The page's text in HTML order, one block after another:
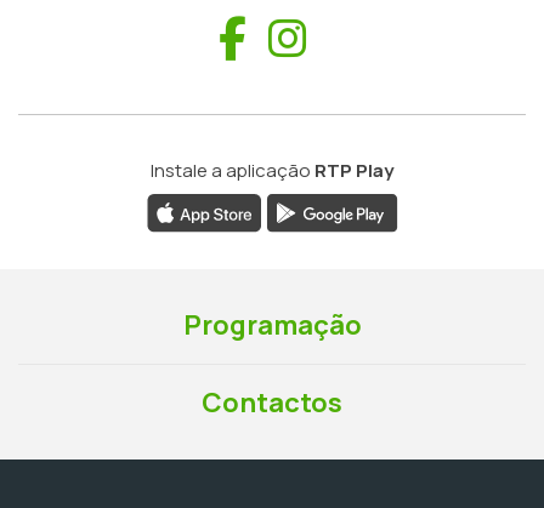
Facebook
Instale a aplicação RTP Play
Programação
Contactos